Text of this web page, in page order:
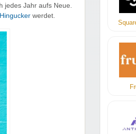
jedes Jahr aufs Neue.
werdet.